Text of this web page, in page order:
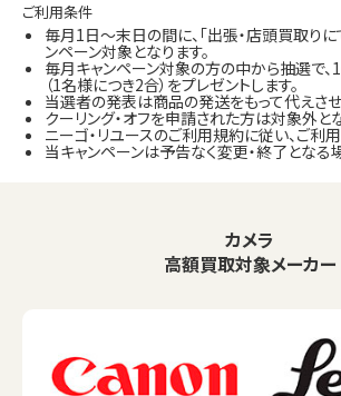
ご利用条件
毎月1日～末日の間に、「出張・店頭買取り
ンペーン対象となります。
毎月キャンペーン対象の方の中から抽選で
（1名様につき2合）をプレゼントします。
当選者の発表は商品の発送をもって代えさせ
クーリング・オフを申請された方は対象外と
ニーゴ・リユースのご利用規約に従い、ご利用
当キャンペーンは予告なく変更・終了となる
カメラ
高額買取対象メーカー